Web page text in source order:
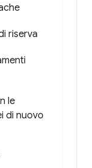
riserva
le
di nuovo